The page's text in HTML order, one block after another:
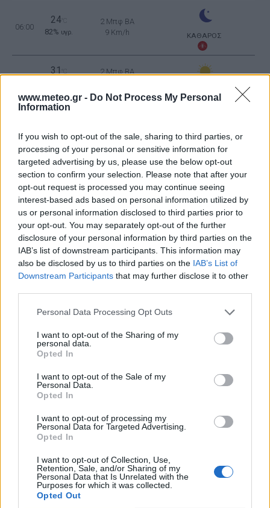
www.meteo.gr - Do Not Process My Personal
Information
If you wish to opt-out of the sale, sharing to third parties, or
processing of your personal or sensitive information for
targeted advertising by us, please use the below opt-out
section to confirm your selection. Please note that after your
opt-out request is processed you may continue seeing
interest-based ads based on personal information utilized by
us or personal information disclosed to third parties prior to
your opt-out. You may separately opt-out of the further
disclosure of your personal information by third parties on the
IAB’s list of downstream participants. This information may
also be disclosed by us to third parties on the IAB’s List of
Downstream Participants that may further disclose it to other
Personal Data Processing Opt Outs
I want to opt-out of the Sharing of my
personal data.
Opted In
I want to opt-out of the Sale of my
Personal Data.
Opted In
I want to opt-out of processing my
Personal Data for Targeted Advertising.
Opted In
I want to opt-out of Collection, Use,
Retention, Sale, and/or Sharing of my
Personal Data that Is Unrelated with the
Purposes for which it was collected.
Opted Out
06:00
24°C
82% υγρ.
2 Μπφ BA
9 Km/h
ΚΑΘΑΡΟΣ
09:00
31
2 Μπφ BA
ΚΑΘΑΡΟΣ
ΚΑΘΑΡΟΣ
15:00
41°C
18%υγρ.
4 Μπφ BA
24 Km/h
18:00
41°C
20%υγρ.
4 Μπφ Α
24 Km/h
ΚΑΘΑΡΟΣ
21:00
36 °C
27%υγρ.
4 Μπφ Α
24 Km/h
ΔΕΥΤΕΡΑ10 ΑΥΓΟΥΣΤΟΥ
31°C
3 Μπφ Α
ΚΑΘΑΡΟΣ
42%υγρ.
16 Km/h
ΚΑΘΑΡΟΣ
29 °C
45%υγρ.
3 Μπφ BA
33°C
33%υγρ.
5 Μπφ BA
35 Km/h
55km/h